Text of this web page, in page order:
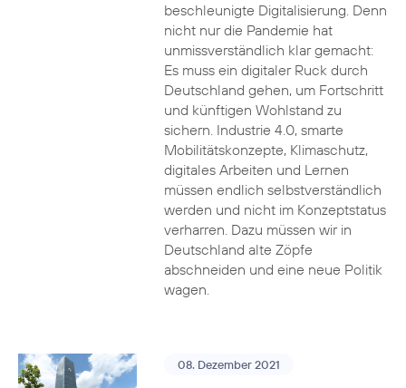
beschleunigte Digitalisierung. Denn
nicht nur die Pandemie hat
unmissverständlich klar gemacht:
Es muss ein digitaler Ruck durch
Deutschland gehen, um Fortschritt
und künftigen Wohlstand zu
sichern. Industrie 4.0, smarte
Mobilitätskonzepte, Klimaschutz,
digitales Arbeiten und Lernen
müssen endlich selbstverständlich
werden und nicht im Konzeptstatus
verharren. Dazu müssen wir in
Deutschland alte Zöpfe
abschneiden und eine neue Politik
wagen.
08. Dezember 2021